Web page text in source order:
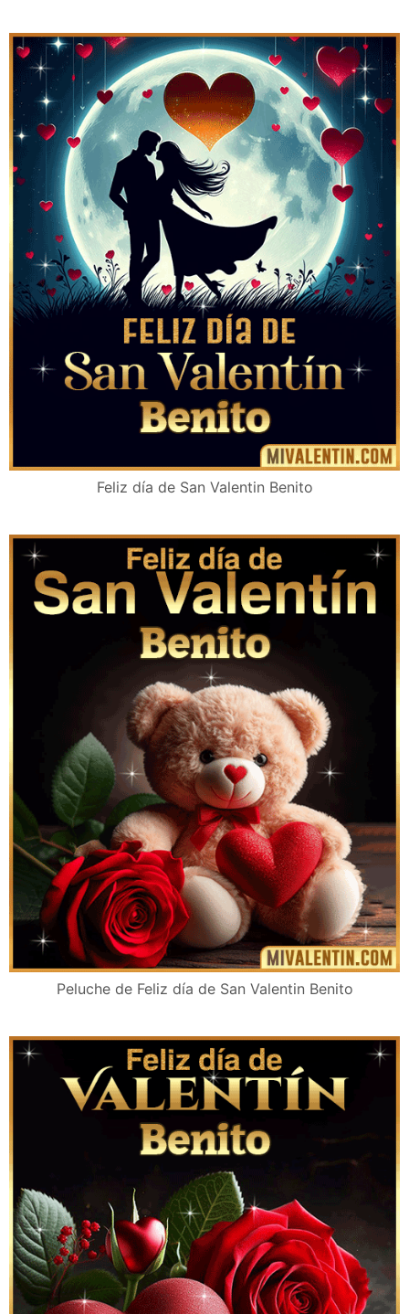
Feliz día de San Valentin Benito
Peluche de Feliz día de San Valentin Benito